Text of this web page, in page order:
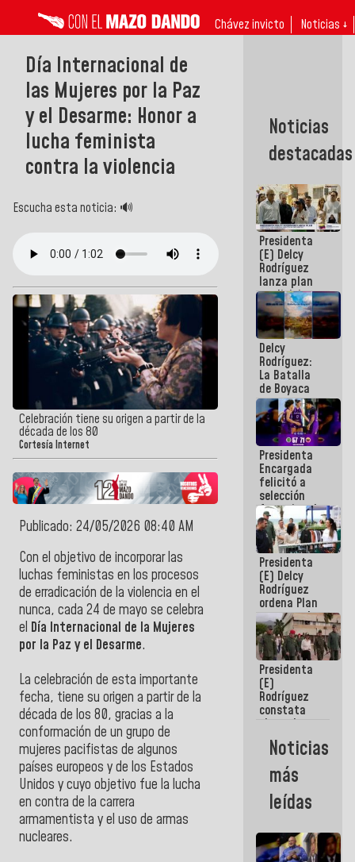
Chávez invicto Noticias ↓
Día Internacional de
las Mujeres por la Paz
y el Desarme: Honor a
lucha feminista
contra la violencia
Escucha esta noticia: 🔊
Celebración tiene su origen a partir de la
década de los 80
Cortesía Internet
Publicado: 24/05/2026 08:40 AM
Con el objetivo de incorporar las
luchas feministas en los procesos
de erradicación de la violencia en el
nunca, cada 24 de mayo se celebra
el Día Internacional de la Mujeres
por la Paz y el Desarme.
La celebración de esta importante
fecha, tiene su origen a partir de la
década de los 80, gracias a la
conformación de un grupo de
mujeres pacifistas de algunos
países europeos y de los Estados
Unidos y cuyo objetivo fue la lucha
en contra de la carrera
armamentista y el uso de armas
nucleares.
Noticias
destacadas
Presidenta
(E) Delcy
Rodríguez
lanza plan
crediticio
con subsidio
a Juntas de
Condominio
Delcy
Rodríguez:
La Batalla
de Boyaca
representa
un capítulo
decisivo en
la gesta
emancipadora
de nuestra
América
Presidenta
Encargada
felicitó a
selección
femenina de
baloncesto
por su
clasificación
a la
AmeriCup
2027
Presidenta
(E) Delcy
Rodríguez
ordena Plan
maestro de
desarrollo
logístico y
turístico
para La
Guaira
Presidenta
(E)
Rodríguez
constata
obras de
rehabilitación
de Escuela
Militar de
Mamo en La
Guaira
Noticias
más
leídas